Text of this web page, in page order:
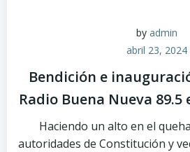
by admin
abril 23, 2024
Bendición e
Radio Buena Nueva
Haciendo un alto en el
autoridades de Constitución y